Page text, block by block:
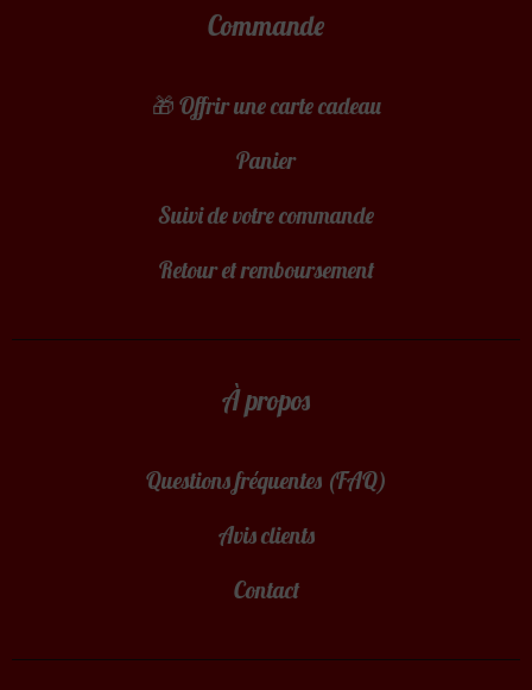
Commande
🎁 Offrir une carte cadeau
Panier
Suivi de votre commande
Retour et remboursement
À propos
Questions fréquentes (FAQ)
Avis clients
Contact